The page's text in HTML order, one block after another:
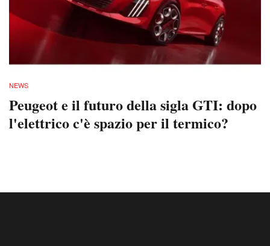
NEWS
Peugeot e il futuro della sigla GTI: dopo
l'elettrico c'è spazio per il termico?